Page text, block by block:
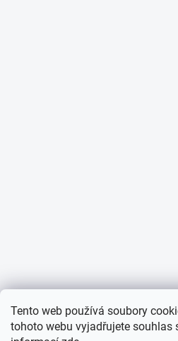
Informace o cookies
Tento web používá soubory
tohoto webu vyjadřujete souhlas